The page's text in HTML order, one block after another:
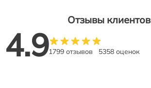
Отзывы клиентов
4.91799 отзывов 5358 оценок